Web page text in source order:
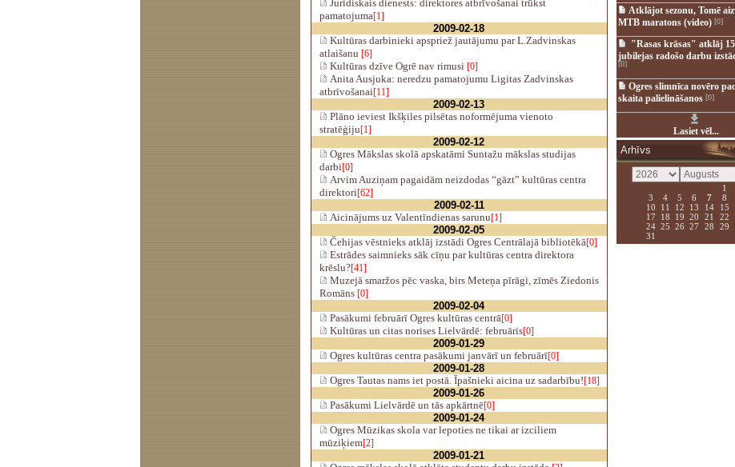
Juridiskais dienests: direktores atbrīvošanai trūkst
pamatojuma[1]
2009-02-18
Kultūras darbinieki apspriež jautājumu par L.Zadvinskas
atlaišanu [6]
Kultūras dzīve Ogrē nav rimusi [0]
Anita Ausjuka: neredzu pamatojumu Ligitas Zadvinskas
atbrīvošanai[11]
2009-02-13
Plāno ieviest Ikšķiles pilsētas noformējuma vienoto
stratēģiju[1]
2009-02-12
Ogres Mākslas skolā apskatāmi Suntažu mākslas studijas
darbi[0]
Arvim Auziņam pagaidām neizdodas “gāzt” kultūras centra
direktori[62]
2009-02-11
Aicinājums uz Valentīndienas sarunu[1]
2009-02-05
Čehijas vēstnieks atklāj izstādi Ogres Centrālajā bibliotēkā[0]
Estrādes saimnieks sāk cīņu par kultūras centra direktora
krēslu?[41]
Muzejā smaržos pēc vaska, birs Meteņa pīrāgi, zīmēs Ziedonis
Romāns [0]
2009-02-04
Pasākumi februārī Ogres kultūras centrā[0]
Kultūras un citas norises Lielvārdē: februāris[0]
2009-01-29
Ogres kultūras centra pasākumi janvārī un februārī[0]
2009-01-28
Ogres Tautas nams iet postā. Īpašnieki aicina uz sadarbību![18]
2009-01-26
Pasākumi Lielvārdē un tās apkārtnē[0]
2009-01-24
Ogres Mūzikas skola var lepoties ne tikai ar izciliem
mūziķiem[2]
2009-01-21
Atklājot sezonu, Tomē
MTB maratons (video)[0]
"Rasas krāsas" atklāj
jubilejas radošo darbu
[0]
Ogres slimnīca novēro
skaita palielināšanos [0]
Lasiet vēl...
Arhīvs
1
3
4 5 6 7 8
10
11 12 13 14 15
17
18 19 20 21 22
24 25 26 27 28 29
31